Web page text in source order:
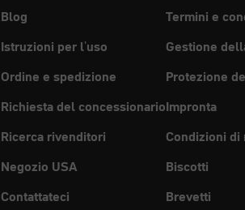
Blog
Istruzioni per l'uso
Ordine e spedizione
Richiesta del concessionario
Ricerca rivenditori
Negozio USA
Contattateci
Termini e
Gestione
Protezione
Impronta
Condizioni
Biscotti
Brevetti